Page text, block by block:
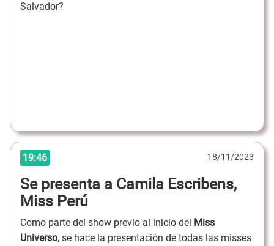
Salvador?
19:46 18/11/2023
Se presenta a Camila Escribens,
Miss Perú
Como parte del show previo al inicio del Miss
Universo, se hace la presentación de todas las misses